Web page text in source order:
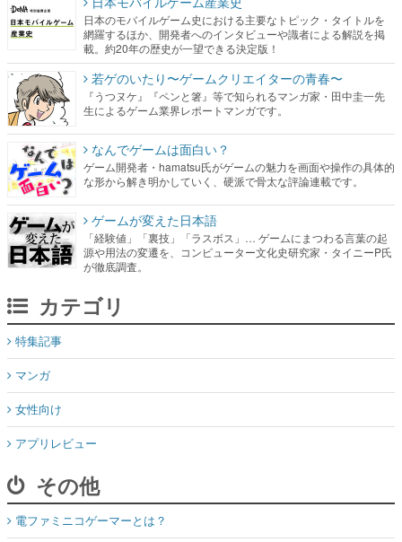
日本のモバイルゲーム史における主要なトピック・タイトルを
網羅するほか、開発者へのインタビューや識者による解説を掲
載。約20年の歴史が一望できる決定版！
若ゲのいたり〜ゲームクリエイターの青春〜
『うつヌケ』『ペンと箸』等で知られるマンガ家・田中圭一先
生によるゲーム業界レポートマンガです。
なんでゲームは面白い？
ゲーム開発者・hamatsu氏がゲームの魅力を画面や操作の具体的
な形から解き明かしていく、硬派で骨太な評論連載です。
ゲームが変えた日本語
「経験値」「裏技」「ラスボス」… ゲームにまつわる言葉の起
源や用法の変遷を、コンピューター文化史研究家・タイニーP氏
が徹底調査。
カテゴリ
特集記事
マンガ
女性向け
アプリレビュー
その他
電ファミニコゲーマーとは？